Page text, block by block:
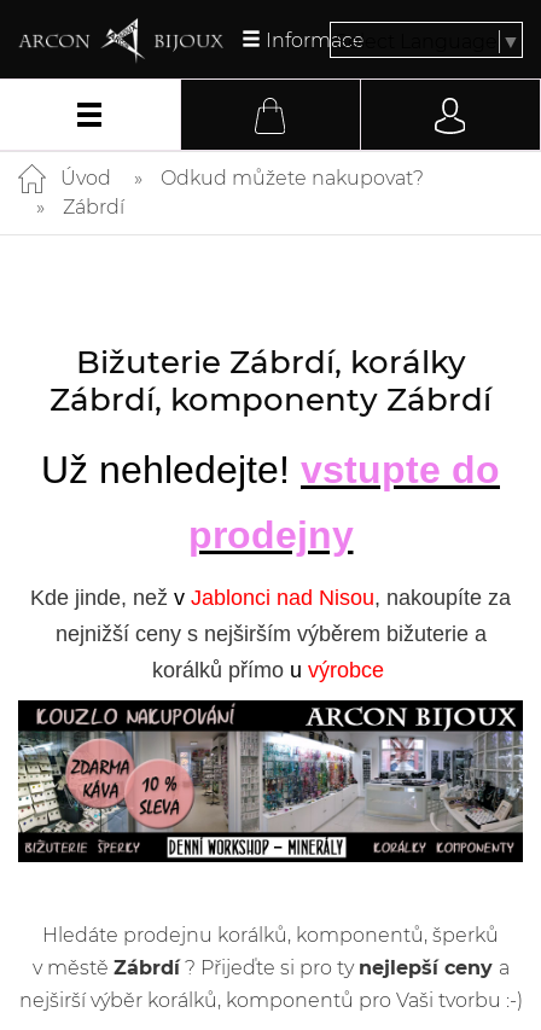
InformaceSelect Language ▼
Úvod
Odkud můžete nakupovat?
Zábrdí
Bižuterie Zábrdí, korálky
Zábrdí, komponenty Zábrdí
Už nehledejte! vstupte do
prodejny
Kde jinde, než v Jablonci nad Nisou, nakoupíte za
nejnižší ceny s nejširším výběrem bižuterie a
korálků přímo u výrobce
Hledáte prodejnu korálků, komponentů, šperků
v městě Zábrdí? Přijeďte si pro ty nejlepší ceny a
nejširší výběr korálků, komponentů pro Vaši tvorbu :-)